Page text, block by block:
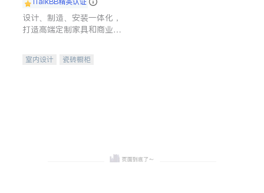
设计、制造、安装一体化，
打造高端定制家具和商业空
室内设计
瓷砖橱柜